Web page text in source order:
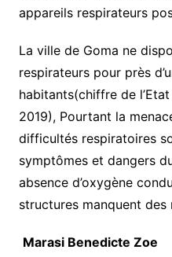
appareils respirateurs
La ville de Goma ne
respirateurs pour près
habitants(chiffre de
2019), Pourtant la
difficultés respiratoires
symptômes et dangers
absence d’oxygène
structures manquent des
Marasi Benedicte